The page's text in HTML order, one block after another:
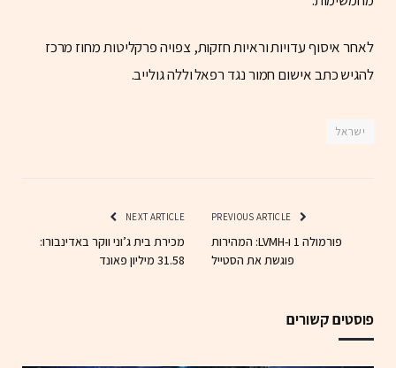
לאחר איסוף עדויות וראיות חזקות, צפויה פרקליטות מחוז מרכז
להגיש כתב אישום חמור נגד רפאל וללה גולייב.
ישראל
פורמולה 1 ו-LVMH: המהירות
פוגשת את הסטייל
NEXT ARTICLE
מכירת בית ג’וני ווקר באדינבורו:
31.58 מיליון פאונד
פוסטים קשורים